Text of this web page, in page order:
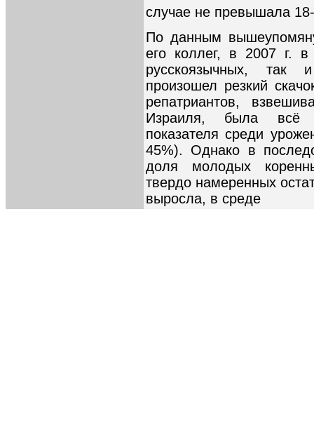
случае не превышала
По данным
его коллег, в 2007 г. в
русскоязычных, так
произошел резкий
репатриантов,
Израиля, была всё
показателя среди
45%). Однако в
доля молодых
твердо намеренных
выросла, в среде